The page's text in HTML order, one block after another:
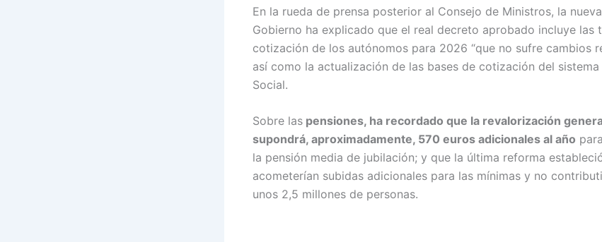
En la rueda de prensa posterior al Consejo de Ministros, la
Gobierno ha explicado que el real decreto aprobado incluye las
cotización de los autónomos para 2026 “que no sufre cambios
así como la actualización de las bases de cotización del
Social.
Sobre las pensiones, ha recordado que la revalorización
supondrá, aproximadamente, 570 euros adicionales al año
la pensión media de jubilación; y que la última reforma
acometerían subidas adicionales para las mínimas y no
unos 2,5 millones de personas.